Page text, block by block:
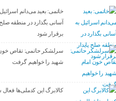
خاتمی: بعید می‌دانم اسرائیل
آسانی بگذارد در منطقه صلح
برقرار شود
سرلشکر حاتمی: تقاص
شهید را خواهیم گرفت
کالابرگ این کدملی‌ها